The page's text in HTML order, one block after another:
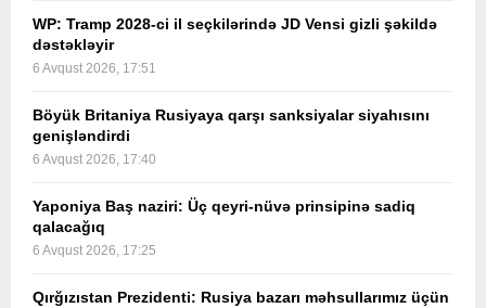
WP: Tramp 2028-ci il seçkilərində JD Vensi gizli şəkildə
dəstəkləyir
6 Avqust 2026, 17:51
Böyük Britaniya Rusiyaya qarşı sanksiyalar siyahısını
genişləndirdi
6 Avqust 2026, 17:40
Yaponiya Baş naziri: Üç qeyri-nüvə prinsipinə sadiq
qalacağıq
6 Avqust 2026, 17:25
Qırğızıstan Prezidenti: Rusiya bazarı məhsullarımız üçün